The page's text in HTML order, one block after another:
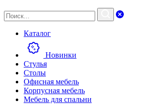
Каталог
Новинки
Стулья
Столы
Офисная мебель
Корпусная мебель
Мебель для спальни